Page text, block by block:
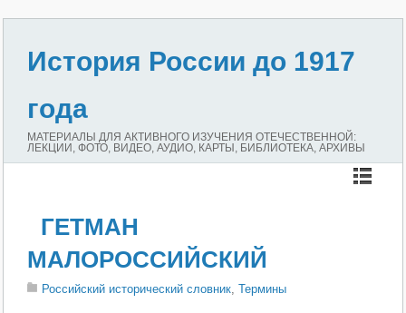
История России до 1917
года
МАТЕРИАЛЫ ДЛЯ АКТИВНОГО ИЗУЧЕНИЯ ОТЕЧЕСТВЕННОЙ:
ЛЕКЦИИ, ФОТО, ВИДЕО, АУДИО, КАРТЫ, БИБЛИОТЕКА, АРХИВЫ
ГЕТМАН
МАЛОРОССИЙСКИЙ
Российский исторический словник,Термины